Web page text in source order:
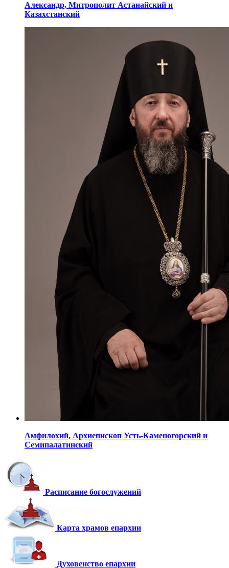
Александр, Митрополит Астанайский и
Казахстанский
Амфилохий, Архиепископ Усть-Каменогорский и
Семипалатинский
Расписание богослужений
Карта храмов епархии
Духовенство епархии